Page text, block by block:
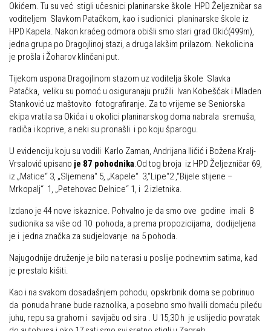
Povijest SVP
Izvješća s izleta SVP
Speleolozi
Alpinisti
Skijaši
Pohodi
Noćni pohod na Oštrc
Dragojlinom stazom na Okić
Putopisi
Put ekspedicionizma
Ojos del Salado
Slavko Patačko
Tomislav Zoričić – Tom
Damir Bajs
Dijana Petrak
Željko Brdal
Markacijska komisija
Dosadašnje aktivnosti
Novosti Markacijske komisije
Plan aktivnosti za 2025. godinu
Okićem. Tu su već stigli učesnici planinarske škole HPD Željezničar sa
voditeljem Slavkom Patačkom, kao i sudionici planinarske škole iz
HPD Kapela. Nakon kraćeg odmora obišli smo stari grad Okić(499m),
jedna grupa po Dragojlinoj stazi, a druga lakšim prilazom. Nekolicina
je prošla i Žoharov klinčani put.
Tijekom uspona Dragojlinom stazom uz voditelja škole Slavka
Patačka, veliku su pomoć u osiguranaju pružili Ivan Kobeščak i Mladen
Stanković uz maštovito fotografiranje. Za to vrijeme se Seniorska
ekipa vratila sa Okića i u okolici planinarskog doma nabrala sremuša,
radiča i koprive, a neki su pronašli i po koju šparogu.
U evidenciju koju su vodili Karlo Zaman, Andrijana Iličić i Božena Kralj-
Vrsalović upisano je 87 pohodnika.Od tog broja iz HPD Željezničar 69,
iz „Matice“ 3, „Sljemena“ 5, „Kapele“ 3,“Lipe“2 ,“Bijele stijene –
Mrkopalj“ 1, „Petehovac Delnice“ 1, i 2 izletnika.
Izdano je 44 nove iskaznice. Pohvalno je da smo ove godine imali 8
sudionika sa više od 10 pohoda, a prema propozicijama, dodijeljena
je i jedna značka za sudjelovanje na 5 pohoda.
Najugodnije druženje je bilo na terasi u poslije podnevnim satima, kad
je prestalo kišiti.
Kao i na svakom dosadašnjem pohodu, opskrbnik doma se pobrinuo
da ponuda hrane bude raznolika, a posebno smo hvalili domaću pileću
juhu, repu sa grahom i savijaču od sira . U 15,30 h je uslijedio povratak